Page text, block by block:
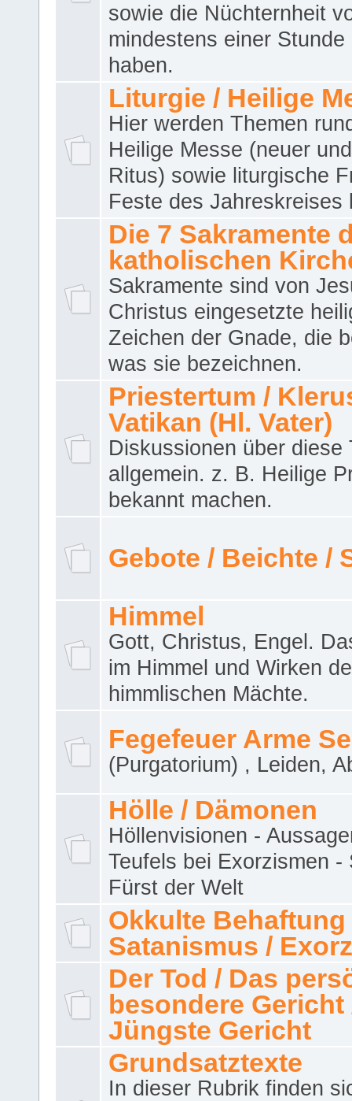
sowie die Nüchternheit
mindestens einer Stunde
haben.
Liturgie / Heilige
Hier werden Themen
Heilige Messe (neuer
Ritus) sowie liturgische
Feste des Jahreskreises
Die 7 Sakramente
katholischen
Sakramente sind von
Christus eingesetzte
Zeichen der Gnade, die
was sie bezeichnen.
Priestertum /
Vatikan (Hl. Vater)
Diskussionen über diese
allgemein. z. B. Heilige
bekannt machen.
Gebote / Beichte /
Himmel
Gott, Christus, Engel.
im Himmel und Wirken
himmlischen Mächte.
Fegefeuer Arme
(Purgatorium) , Leiden,
Hölle / Dämonen
Höllenvisionen -
Teufels bei Exorzismen -
Fürst der Welt
Okkulte Behaftung
Satanismus /
Der Tod / Das
besondere Gericht
Jüngste Gericht
Grundsatztexte
In dieser Rubrik finden